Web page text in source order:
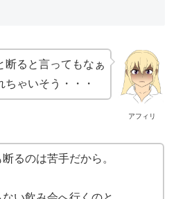
アフィリ
断ると言ってもなぁ
ちゃいそう・・・
るのは苦手だから。